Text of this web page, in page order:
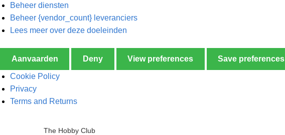
Beheer diensten
Beheer {vendor_count} leveranciers
Lees meer over deze doeleinden
Aanvaarden Deny View preferences Save preferences
Cookie Policy
Privacy
Terms and Returns
The Hobby Club